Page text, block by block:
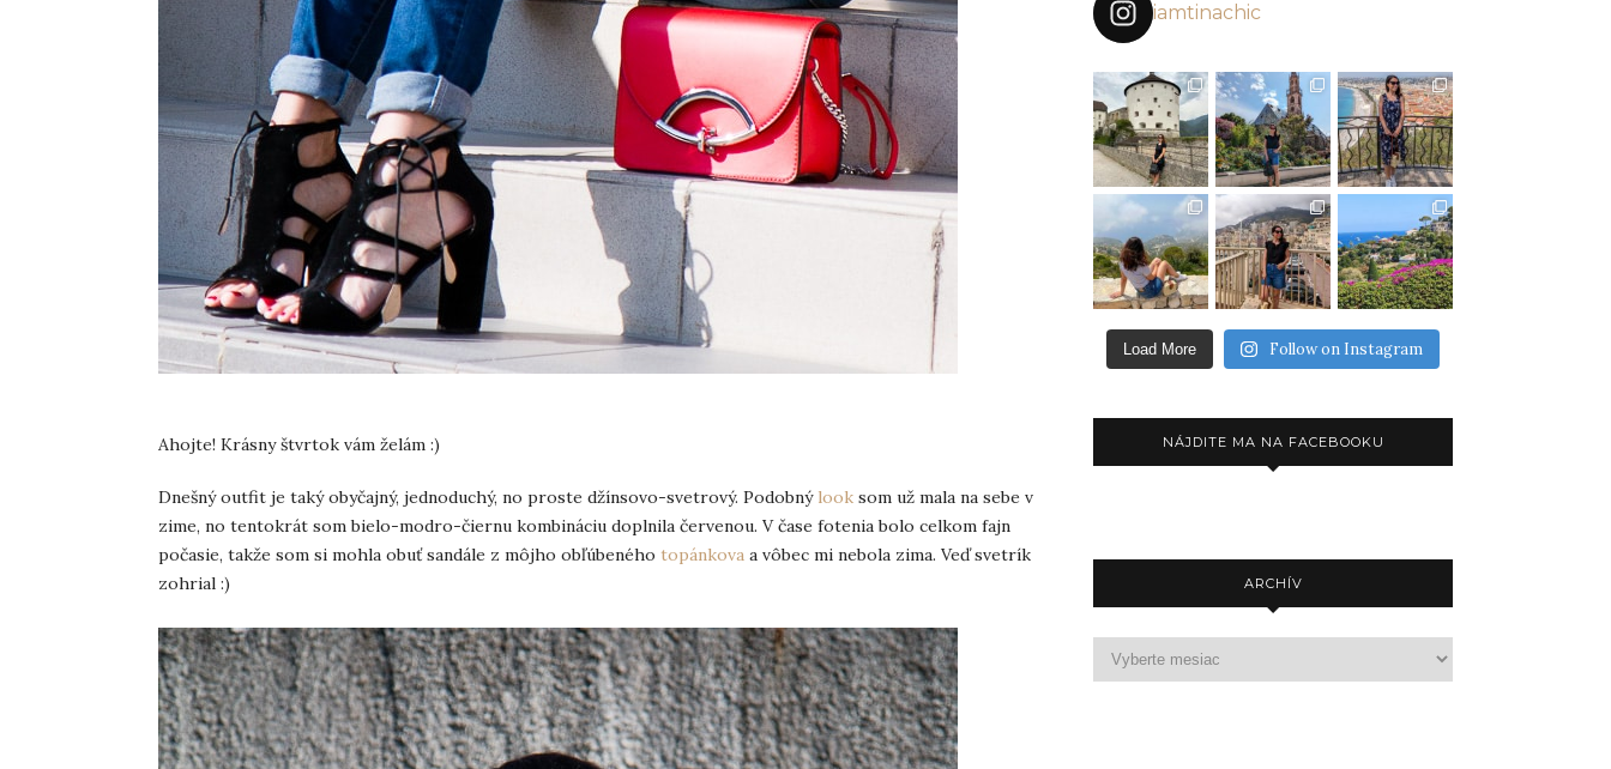
Ahojte! Krásny štvrtok vám želám :)
Dnešný outfit je taký obyčajný, jednoduchý, no proste džínsovo-svetrový. Podobný look som už mala na sebe v
zime, no tentokrát som bielo-modro-čiernu kombináciu doplnila červenou. V čase fotenia bolo celkom fajn
počasie, takže som si mohla obuť sandále z môjho obľúbeného topánkova a vôbec mi nebola zima. Veď svetrík
zohrial :)
iamtinachic
Load More Follow on Instagram
NÁJDITE MA NA FACEBOOKU
ARCHÍV